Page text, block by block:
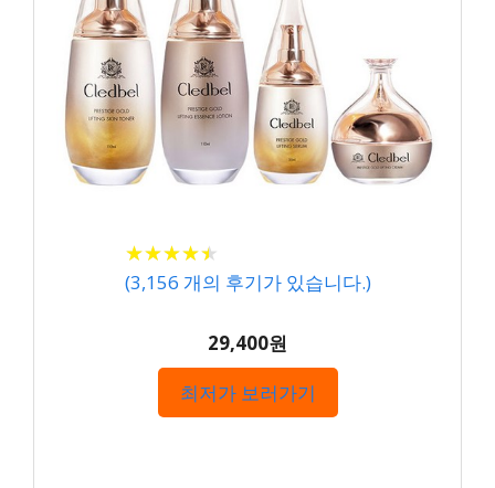
★★★★★
★★★★★
(3,156 개의 후기가 있습니다.)
29,400원
최저가 보러가기